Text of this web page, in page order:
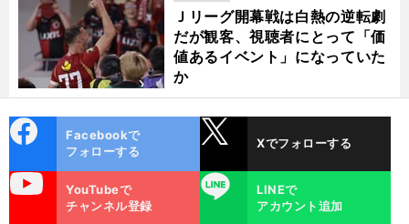
Ｊリーグ開幕戦は白熱の逆転劇
だが観客、視聴者にとって「価
値あるイベント」になっていた
か
ok
Facebookで
フォローする
Xでフォローする
YouTubeで
チャンネル登録
LINE
LINEで
アカウント追加